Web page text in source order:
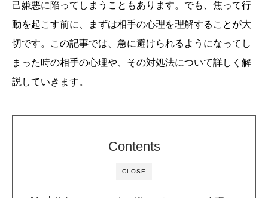
己嫌悪に陥ってしまうこともあります。でも、焦って行
動を起こす前に、まずは相手の心理を理解することが大
切です。この記事では、急に避けられるようになってし
まった時の相手の心理や、その対処法について詳しく解
説していきます。
CLOSE
Contents